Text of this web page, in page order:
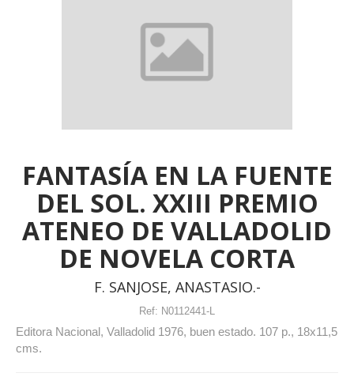
FANTASÍA EN LA FUENTE
DEL SOL. XXIII PREMIO
ATENEO DE VALLADOLID
DE NOVELA CORTA
F. SANJOSE, ANASTASIO.-
Ref: N0112441-L
Editora Nacional, Valladolid 1976, buen estado. 107 p., 18x11,5
cms.